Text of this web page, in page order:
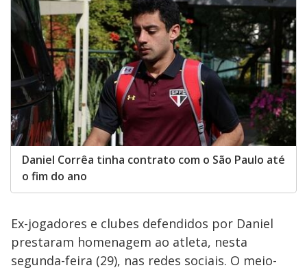
Daniel Corrêa tinha contrato com o São Paulo até
o fim do ano
Ex-jogadores e clubes defendidos por Daniel
prestaram homenagem ao atleta, nesta
segunda-feira (29), nas redes sociais. O meio-